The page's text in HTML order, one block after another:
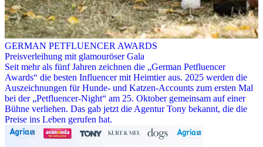
GERMAN PETFLUENCER AWARDS
Preisverleihung mit glamouröser Gala
Seit mehr als fünf Jahren zeichnen die „German Petfluencer
Awards“ die besten Influencer mit Heimtier aus. 2025 werden die
Auszeichnungen für Hunde- und Katzen-Accounts zum ersten Mal
bei der „Petfluencer-Night“ am 25. Oktober gemeinsam auf einer
Bühne verliehen. Das gab jetzt die Agentur Tony bekannt, die die
Preise ins Leben gerufen hat.